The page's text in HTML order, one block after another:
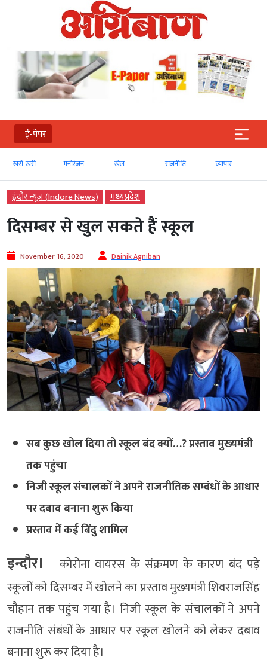
ई-पेपर
खरी-खरी मनोरंजन खेल राजनीति व्‍यापार
इंदौर न्यूज़ (Indore News) मध्‍यप्रदेश
दिसम्बर से खुल सकते हैं स्कूल
November 16, 2020 Dainik Agniban
सब कुछ खोल दिया तो स्कूल बंद क्यों…? प्रस्ताव मुख्यमंत्री
तक पहुंचा
निजी स्कूल संचालकों ने अपने राजनीतिक सम्बंधों के आधार
पर दबाव बनाना शुरू किया
प्रस्ताव में कई बिंदु शामिल
इन्दौर।
कोरोना वायरस के संक्रमण के कारण बंद पड़े
स्कूलों को दिसम्बर में खोलने का प्रस्ताव मुख्यमंत्री शिवराजसिंह
चौहान तक पहुंच गया है। निजी स्कूल के संचालकों ने अपने
राजनीति संबंधों के आधार पर स्कूल खोलने को लेकर दबाव
बनाना शुरू कर दिया है।